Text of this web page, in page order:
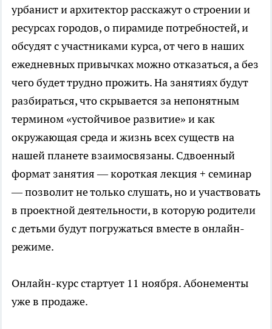
урбанист и архитектор расскажут о строении и
ресурсах городов, о пирамиде потребностей, и
обсудят с участниками курса, от чего в наших
ежедневных привычках можно отказаться, а без
чего будет трудно прожить. На занятиях будут
разбираться, что скрывается за непонятным
термином «устойчивое развитие» и как
окружающая среда и жизнь всех существ на
нашей планете взаимосвязаны. Сдвоенный
формат занятия — короткая лекция + семинар
— позволит не только слушать, но и участвовать
в проектной деятельности, в которую родители
с детьми будут погружаться вместе в онлайн-
режиме.
Онлайн-курс стартует 11 ноября. Абонементы
уже в продаже.